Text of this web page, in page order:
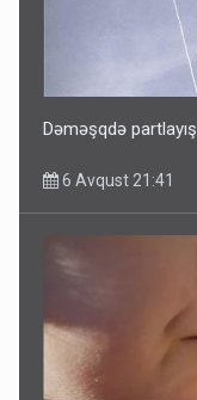
Dəməşqdə
6 Avqust 21:41